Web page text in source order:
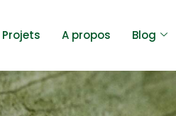
Projets A propos Blog